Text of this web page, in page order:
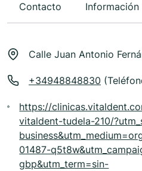
Contacto Información
Calle Juan Antonio
+34948848830
https://
vitaldent-tudela-210/
01487-
gbp&utm_term=sin-